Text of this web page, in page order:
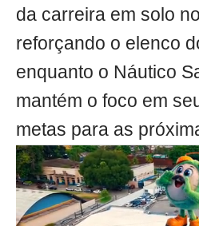
da carreira em solo
reforçando o elenco
enquanto o Náutico
mantém o foco em
metas para as